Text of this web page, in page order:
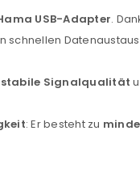
Ein Link zum
USB-Adapter.
schnellen
stabile Signalqualität
: Er besteht zu